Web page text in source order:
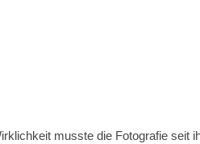
musste die Fotografie seit